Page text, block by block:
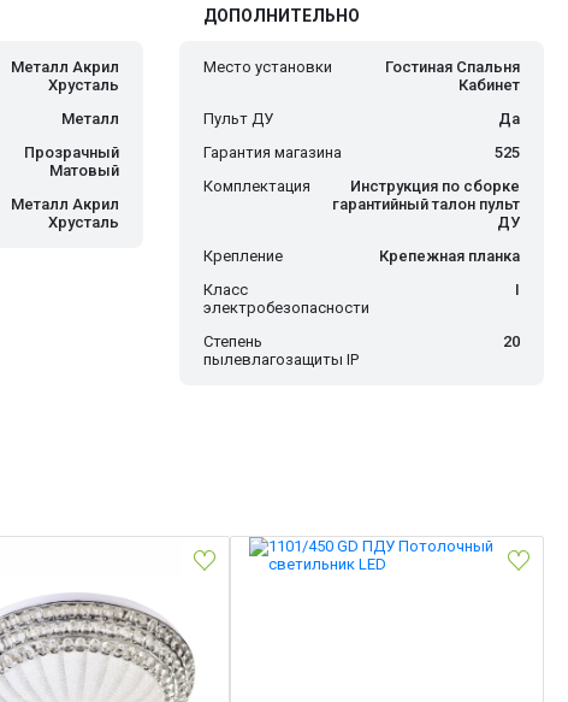
Металл Акрил
Хрусталь
Металл
Прозрачный
Матовый
Металл Акрил
Хрусталь
ДОПОЛНИТЕЛЬНО
Место установки
Гостиная Спальня
Кабинет
Пульт ДУ
Да
Гарантия магазина
525
Комплектация
Инструкция по сборке
гарантийный талон пульт
ДУ
Крепление
Крепежная планка
Класс
электробезопасности
I
Степень
пылевлагозащиты IP
20